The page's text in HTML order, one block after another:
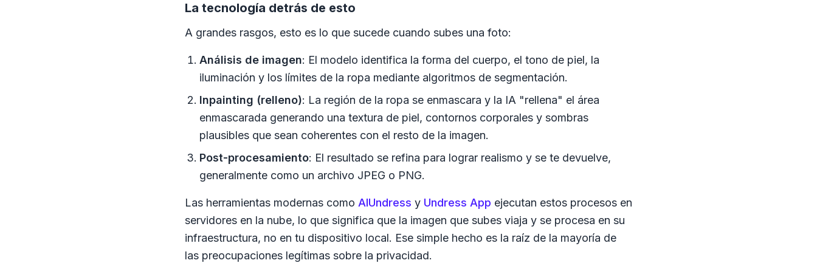
La tecnología detrás de esto
A grandes rasgos, esto es lo que sucede cuando subes una foto:
Análisis de imagen: El modelo identifica la forma del cuerpo, el tono de piel, la
iluminación y los límites de la ropa mediante algoritmos de segmentación.
Inpainting (relleno): La región de la ropa se enmascara y la IA "rellena" el área
enmascarada generando una textura de piel, contornos corporales y sombras
plausibles que sean coherentes con el resto de la imagen.
Post-procesamiento: El resultado se refina para lograr realismo y se te devuelve,
generalmente como un archivo JPEG o PNG.
Las herramientas modernas como AIUndress y Undress App ejecutan estos procesos en
servidores en la nube, lo que significa que la imagen que subes viaja y se procesa en su
infraestructura, no en tu dispositivo local. Ese simple hecho es la raíz de la mayoría de
las preocupaciones legítimas sobre la privacidad.